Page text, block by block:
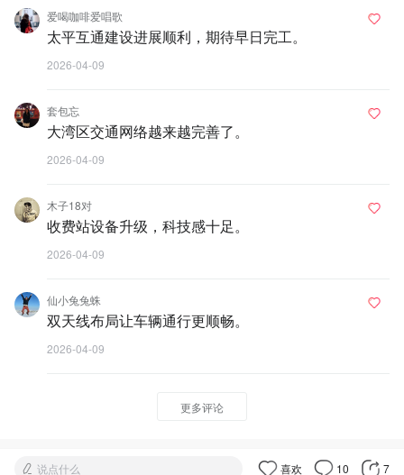
爱喝咖啡爱唱歌
太平互通建设进展顺利，期待早日完工。
2026-04-09
套包忘
大湾区交通网络越来越完善了。
2026-04-09
木子18对
收费站设备升级，科技感十足。
2026-04-09
仙小兔兔蛛
双天线布局让车辆通行更顺畅。
2026-04-09
更多评论
说点什么 喜欢 10 7